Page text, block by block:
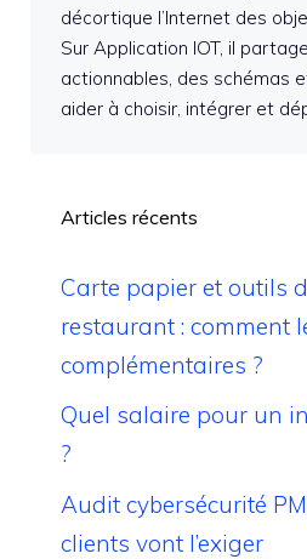
décortique l’Internet des
Sur Application IOT, il
actionnables, des schémas
aider à choisir, intégrer et
Articles récents
Carte papier et outils
restaurant : comment
complémentaires ?
Quel salaire pour un
?
Audit cybersécurité
clients vont l’exiger